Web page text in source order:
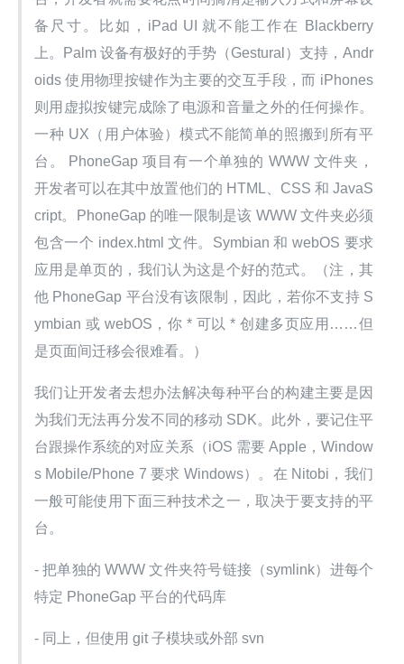
备尺寸。比如，iPad UI 就不能工作在 Blackberry
上。Palm 设备有极好的手势（Gestural）支持，Andr
oids 使用物理按键作为主要的交互手段，而 iPhones
则用虚拟按键完成除了电源和音量之外的任何操作。
一种 UX（用户体验）模式不能简单的照搬到所有平
台。 PhoneGap 项目有一个单独的 WWW 文件夹，
开发者可以在其中放置他们的 HTML、CSS 和 JavaS
cript。PhoneGap 的唯一限制是该 WWW 文件夹必须
包含一个 index.html 文件。Symbian 和 webOS 要求
应用是单页的，我们认为这是个好的范式。（注，其
他 PhoneGap 平台没有该限制，因此，若你不支持 S
ymbian 或 webOS，你 * 可以 * 创建多页应用……但
是页面间迁移会很难看。）
我们让开发者去想办法解决每种平台的构建主要是因
为我们无法再分发不同的移动 SDK。此外，要记住平
台跟操作系统的对应关系（iOS 需要 Apple，Window
s Mobile/Phone 7 要求 Windows）。在 Nitobi，我们
一般可能使用下面三种技术之一，取决于要支持的平
台。
- 把单独的 WWW 文件夹符号链接（symlink）进每个
特定 PhoneGap 平台的代码库
- 同上，但使用 git 子模块或外部 svn